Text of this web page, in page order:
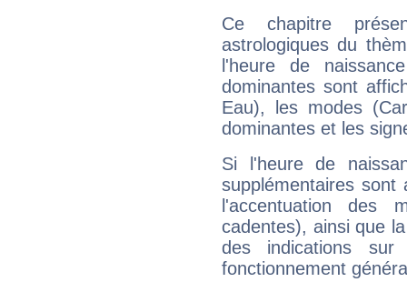
Ce chapitre
astrologiques du
l'heure de
dominantes sont
Eau), les modes
dominantes et les
Si l'heure de
supplémentaires sont
l'accentuation des
cadentes), ainsi que
des indications sur
fonctionnement